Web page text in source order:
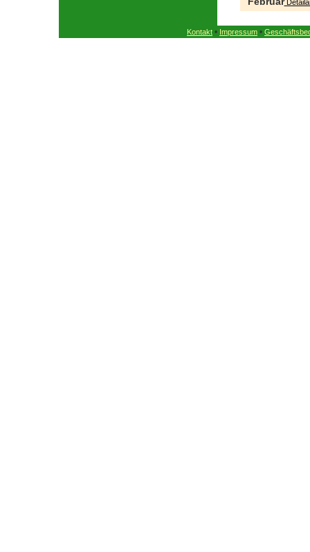
Kontakt • Impressum •